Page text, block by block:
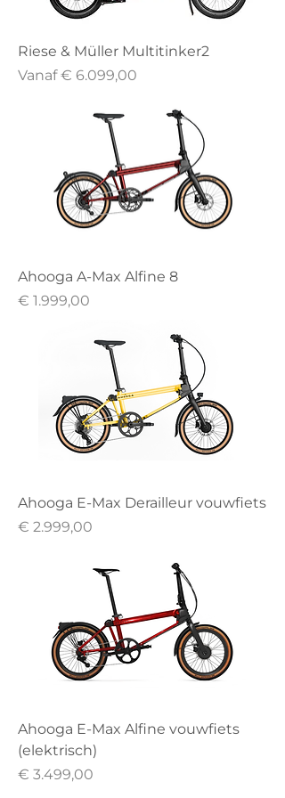
Riese & Müller Multitinker2
Vanaf€ 6.099,00
Verkoopprijs
Ahooga A-Max Alfine 8
Prijs
€ 1.999,00
Ahooga E-Max Derailleur vouwfiets
Prijs
€ 2.999,00
Ahooga E-Max Alfine vouwfiets
(elektrisch)
Prijs
€ 3.499,00